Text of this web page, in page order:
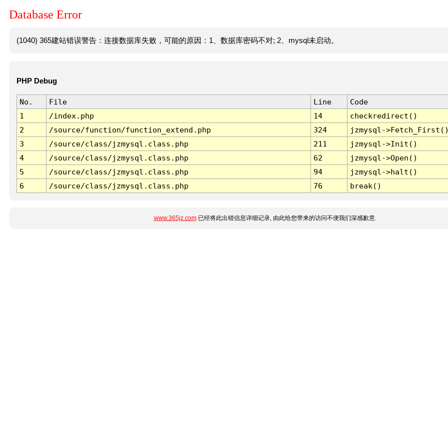
Database Error
(1040) 365建站错误警告：连接数据库失败，可能的原因：1、数据库密码不对; 2、mysql未启动。
PHP Debug
No. File Line
Code
1
/index.php 14
checkredirect()
2
/source/function/function_extend.php 324
jzmysql-
3
/source/class/jzmysql.class.php 211
jzmysql->Init()
4
/source/class/jzmysql.class.php 62
jzmysql->Open()
5
/source/class/jzmysql.class.php 94
jzmysql->halt()
6
/source/class/jzmysql.class.php 76 break()
www.365jz.com已经将此出错信息详细记录, 由此给您带来的访问不便我们深感歉意.